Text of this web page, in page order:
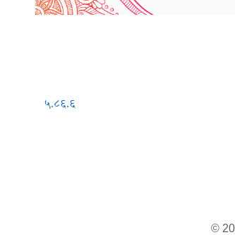
५.८६.६
©